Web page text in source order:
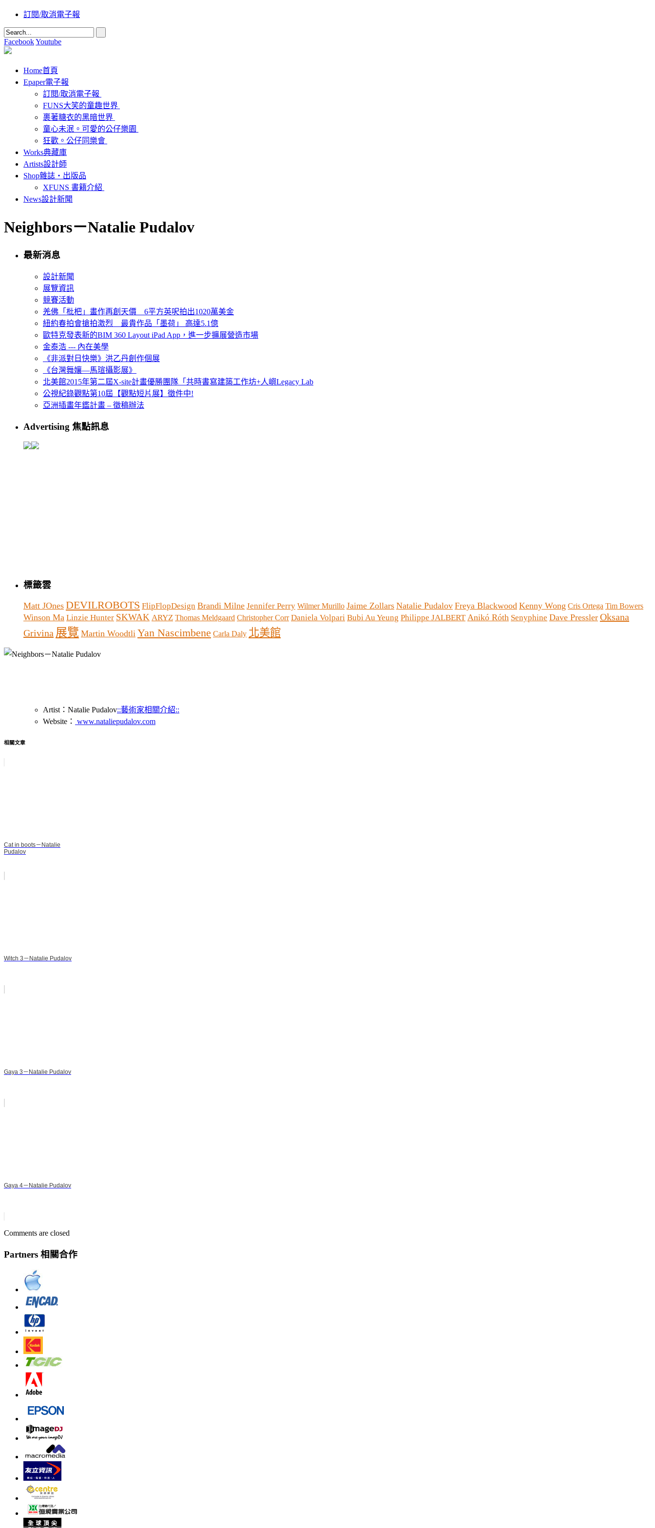
訂閱/取消電子報
FacebookYoutube
Home首頁
Epaper電子報
訂閱/取消電子報
FUNS大笑的童趣世界
裹著糖衣的黑暗世界
童心未泯。可愛的公仔樂園
狂歡。公仔同樂會
Works典藏庫
Artists設計師
Shop雜誌‧出版品
XFUNS 書籍介紹
News設計新聞
Neighbors－Natalie Pudalov
最新消息
設計新聞
展覽資訊
競賽活動
羌佛「枇杷」畫作再創天價 6平方英呎拍出1020萬美金
紐約春拍會搶拍激烈 最貴作品「墨荷」 高達5.1億
歐特克發表新的BIM 360 Layout iPad App，進一步擴展營造市場
金泰浩 --- 內在美學
《非派對日快樂》洪乙丹創作個展
《台灣舞孃—馬瑄攝影展》
北美館2015年第二屆X-site計畫優勝團隊「共時書寫建築工作坊+人嶼Legacy Lab
公視紀錄觀點第10屆【觀點短片展】徵件中!
亞洲插畫年鑑計畫 – 徵稿辦法
Advertising 焦點訊息
標籤雲
Matt JOnes DEVILROBOTS FlipFlopDesign Brandi Milne Jennifer Perry Wilmer Murillo Jaime Zollars Natalie Pudalov Freya Blackwood Kenny Wong Cris Ortega Tim Bowers
Winson Ma Linzie Hunter SKWAK ARYZ Thomas Meldgaard Christopher Corr Daniela Volpari Bubi Au Yeung Philippe JALBERT Anikó Róth Senyphine Dave Pressler Oksana
Grivina 展覽 Martin Woodtli Yan Nascimbene Carla Daly 北美館
Artist：Natalie Pudalov::藝術家相關介紹::
Website： www.nataliepudalov.com
相關文章
Cat in boots－Natalie
Pudalov
Witch 3－Natalie Pudalov
Gaya 3－Natalie Pudalov
Gaya 4－Natalie Pudalov
Comments are closed
Partners 相關合作